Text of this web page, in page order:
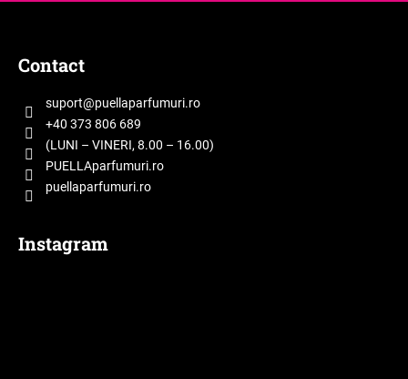
Contact
suport@puellaparfumuri.ro
+40 373 806 689
(LUNI – VINERI, 8.00 – 16.00)
PUELLAparfumuri.ro
puellaparfumuri.ro
Instagram